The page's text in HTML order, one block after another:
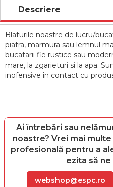
beginning
of
the
images
gallery
Descriere
Blaturile noastre de lucru/
piatra, marmura sau lemnul
bucatarii fie rustice sau
mare, la zgarieturi si la apa.
inofensive în contact cu
Ai întrebări sau
noastre? Vrei mai
profesională pentru a
ezita să
webshop@espc.ro